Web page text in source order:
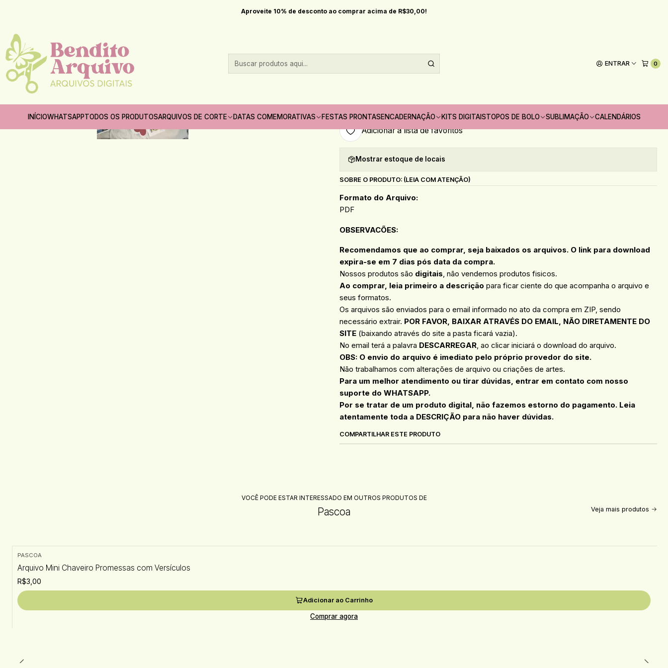
ENTRAR 0
INÍCIOWHATSAPPTODOS OS PRODUTOSARQUIVOS DE CORTE DATAS COMEMORATIVAS FESTAS PRONTASENCADERNAÇÃO KITS DIGITAISTOPOS DE BOLO SUBLIMAÇÃO CALENDÁRIOS
Aproveite 10% de desconto ao comprar acima de R$30,00!
Datas comemorativas Pascoa Arquivo Páscoa Caixa Explosão
Arquivo Páscoa Caixa Explosão
Adicionar à lista de favoritos
Mostrar estoque de locais
SOBRE O PRODUTO: (LEIA COM ATENÇÃO)
Formato do Arquivo:
PDF
OBSERVACÕES:
Recomendamos que ao comprar, seja baixados os arquivos. O link para download
expira-se em 7 dias pós data da compra.
Nossos produtos são digitais, não vendemos produtos fisicos.
Ao comprar, leia primeiro a descrição para ficar ciente do que acompanha o arquivo e
seus formatos.
Os arquivos são enviados para o email informado no ato da compra em ZIP, sendo
necessário extrair. POR FAVOR, BAIXAR ATRAVÉS DO EMAIL, NÃO DIRETAMENTE DO
SITE (baixando através do site a pasta ficará vazia).
No email terá a palavra DESCARREGAR, ao clicar iniciará o download do arquivo.
OBS: O envio do arquivo é imediato pelo próprio provedor do site.
Não trabalhamos com alterações de arquivo ou criações de artes.
Para um melhor atendimento ou tirar dúvidas, entrar em contato com nosso
suporte do WHATSAPP.
Por se tratar de um produto digital, não fazemos estorno do pagamento. Leia
atentamente toda a DESCRIÇÃO para não haver dúvidas.
COMPARTILHAR ESTE PRODUTO
VOCÊ PODE ESTAR INTERESSADO EM OUTROS PRODUTOS DE
Pascoa Veja mais produtos
PASCOA
Arquivo Mini Chaveiro Promessas com Versículos
R$3,00
Adicionar ao Carrinho
Comprar agora